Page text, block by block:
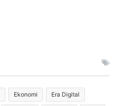
Ekonomi Era Digital